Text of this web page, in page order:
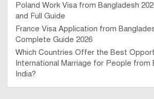
Poland Work Visa from Bangladesh
and Full Guide
France Visa Application from
Complete Guide 2026
Which Countries Offer the Best
International Marriage for People from
India?